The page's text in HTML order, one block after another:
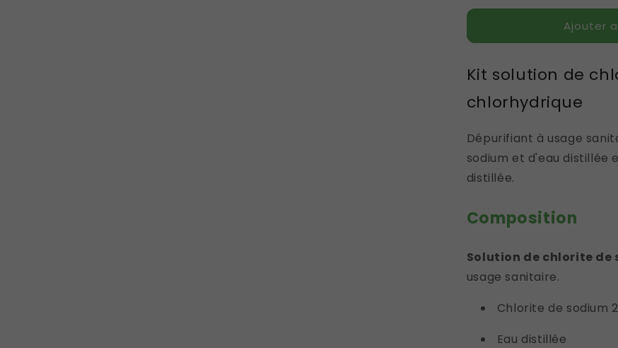
Ajouter
Kit solution de
chlorhydrique
Dépurifiant à usage
sodium et d'eau distillée
distillée.
Composition
Solution de chlorite de
usage sanitaire.
Chlorite de sodium
Eau distillée